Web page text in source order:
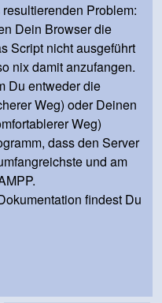
Problem:
Dein Browser die
Script nicht ausgeführt
nix damit anzufangen.
Du entweder die
Weg) oder Deinen
Weg)
dass den Server
und am
findest Du